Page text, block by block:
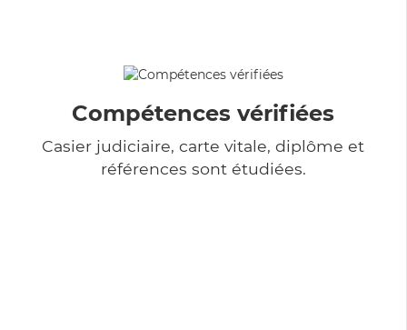
Compétences vérifiées
Casier judiciaire, carte vitale, diplôme et
références sont étudiées.